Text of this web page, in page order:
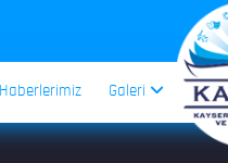
Haberlerimiz Galeri